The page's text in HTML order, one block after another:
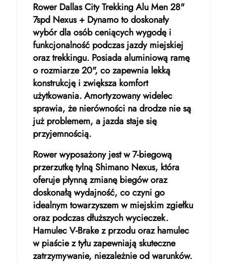
Rower Dallas City Trekking Alu Men 28"
7spd Nexus + Dynamo to doskonały
wybór dla osób ceniących wygodę i
funkcjonalność podczas jazdy miejskiej
oraz trekkingu. Posiada aluminiową ramę
o rozmiarze 20", co zapewnia lekką
konstrukcję i zwiększa komfort
użytkowania. Amortyzowany widelec
sprawia, że nierówności na drodze nie są
już problemem, a jazda staje się
przyjemnością.
Rower wyposażony jest w 7-biegową
przerzutkę tylną Shimano Nexus, która
oferuje płynną zmianę biegów oraz
doskonałą wydajność, co czyni go
idealnym towarzyszem w miejskim zgiełku
oraz podczas dłuższych wycieczek.
Hamulec V-Brake z przodu oraz hamulec
w piaście z tyłu zapewniają skuteczne
zatrzymywanie, niezależnie od warunków.